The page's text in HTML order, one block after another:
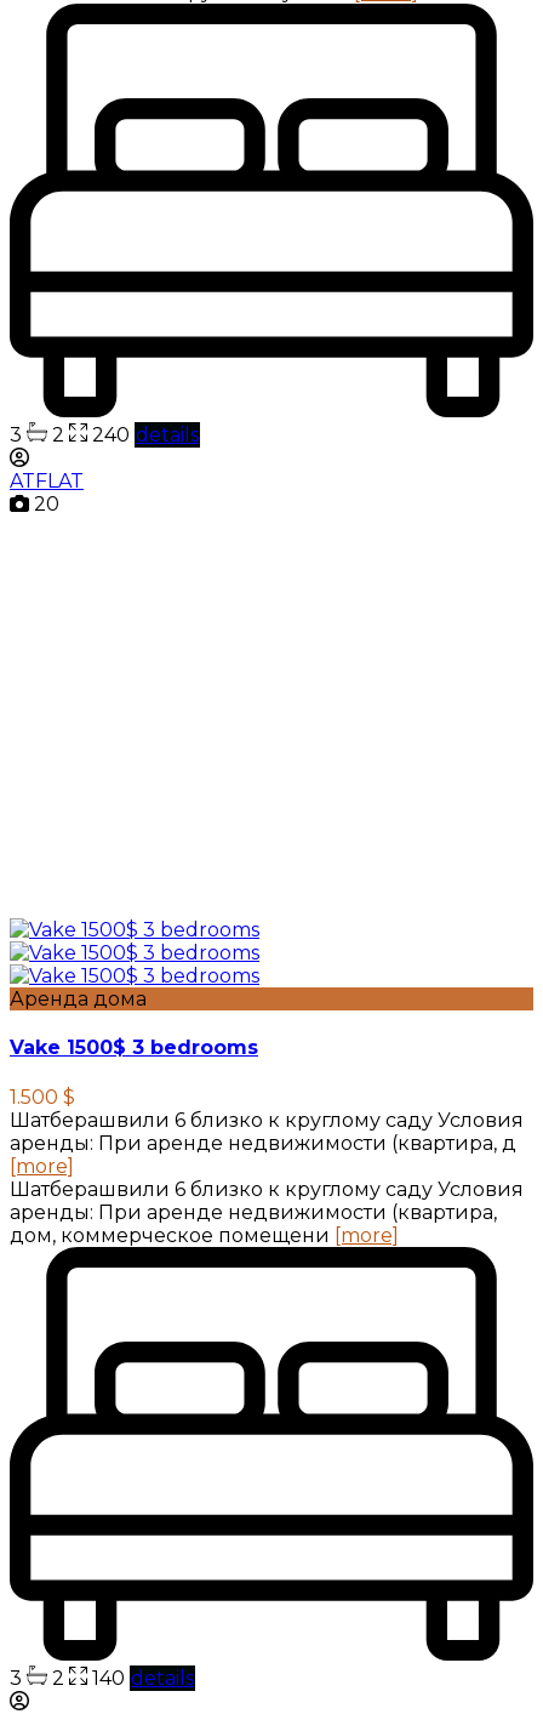
3 2 240 details
ATFLAT
20
Аренда дома
Vake 1500$ 3 bedrooms
1.500 $
Шатберашвили 6 близко к круглому саду Условия
аренды: При аренде недвижимости (квартира, д
[more]
Шатберашвили 6 близко к круглому саду Условия
аренды: При аренде недвижимости (квартира,
дом, коммерческое помещени [more]
3 2 140 details